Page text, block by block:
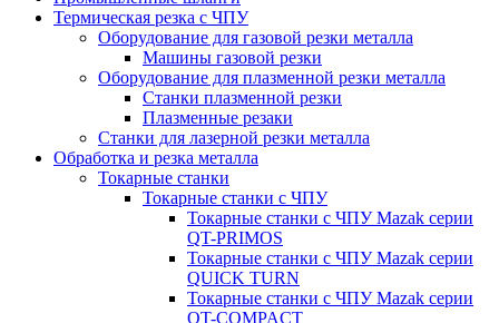
Термическая резка с ЧПУ
Оборудование для газовой резки металла
Машины газовой резки
Оборудование для плазменной резки металла
Станки плазменной резки
Плазменные резаки
Станки для лазерной резки металла
Обработка и резка металла
Токарные станки
Токарные станки с ЧПУ
Токарные станки с ЧПУ Mazak серии
QT-PRIMOS
Токарные станки с ЧПУ Mazak серии
QUICK TURN
Токарные станки с ЧПУ Mazak серии
QT-COMPACT